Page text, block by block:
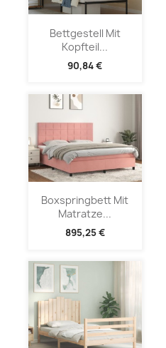
Bettgestell Mit
Kopfteil...
90,84 €
Boxspringbett Mit
Matratze...
895,25 €